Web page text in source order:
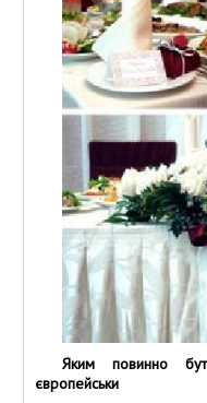
Яким повинно
європейськи